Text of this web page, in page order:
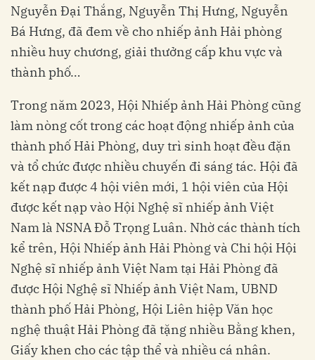
Nguyễn Đại Thắng, Nguyễn Thị Hưng, Nguyễn
Bá Hưng, đã đem về cho nhiếp ảnh Hải phòng
nhiều huy chương, giải thưởng cấp khu vực và
thành phố…
Trong năm 2023, Hội Nhiếp ảnh Hải Phòng cũng
làm nòng cốt trong các hoạt động nhiếp ảnh của
thành phố Hải Phòng, duy trì sinh hoạt đều đặn
và tổ chức được nhiều chuyến đi sáng tác. Hội đã
kết nạp được 4 hội viên mới, 1 hội viên của Hội
được kết nạp vào Hội Nghệ sĩ nhiếp ảnh Việt
Nam là NSNA Đỗ Trọng Luân. Nhờ các thành tích
kể trên, Hội Nhiếp ảnh Hải Phòng và Chi hội Hội
Nghệ sĩ nhiếp ảnh Việt Nam tại Hải Phòng đã
được Hội Nghệ sĩ Nhiếp ảnh Việt Nam, UBND
thành phố Hải Phòng, Hội Liên hiệp Văn học
nghệ thuật Hải Phòng đã tặng nhiều Bằng khen,
Giấy khen cho các tập thể và nhiều cá nhân.